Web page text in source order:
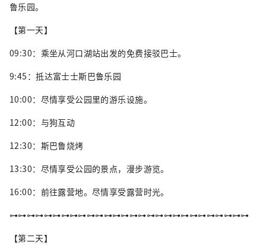
鲁乐园。
【第一天】
09:30：乘坐从河口湖站出发的免费接驳巴士。
9:45：抵达富士士斯巴鲁乐园
10:00：尽情享受公园里的游乐设施。
12:00：与狗互动
12:30：斯巴鲁烧烤
13:30：尽情享受公园的景点，漫步游览。
16:00：前往露营地。尽情享受露营时光。
⊶⊶⊶⊶⊶⊶⊶⊶⊶⊶⊶⊶⊶⊶⊶⊶⊶⊶⊶⊶⊶⊶⊶⊶⊶⊶⊶⊶
【第二天】